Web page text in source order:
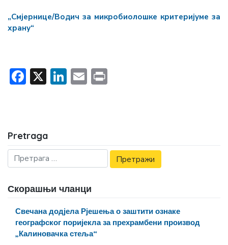
„Смјернице/Водич за микробиолошке критеријуме за
храну“
Facebook
X LinkedIn
Email
Pretraga
Скорашњи чланци
Свечана додјела Рјешења о заштити ознаке
географског поријекла за прехрамбени производ
„Калиновачка стеља“